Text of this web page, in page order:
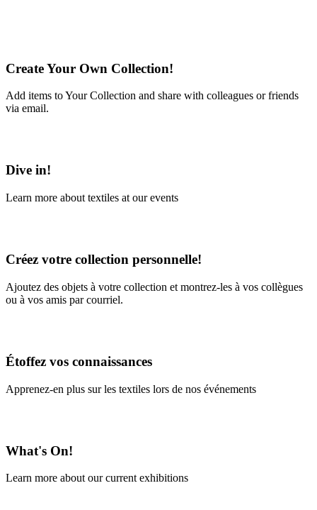
Create Your Own Collection!
Add items to Your Collection and share with colleagues or friends
via email.
Dive in!
Learn more about textiles at our events
Créez votre collection personnelle!
Ajoutez des objets à votre collection et montrez-les à vos collègues
ou à vos amis par courriel.
Étoffez vos connaissances
Apprenez-en plus sur les textiles lors de nos événements
What's On!
Learn more about our current exhibitions